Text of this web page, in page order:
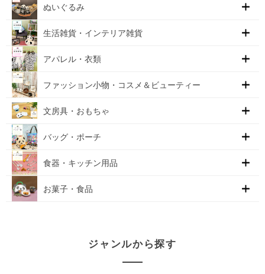
ぬいぐるみ
生活雑貨・インテリア雑貨
アパレル・衣類
ファッション小物・コスメ＆ビューティー
文房具・おもちゃ
バッグ・ポーチ
食器・キッチン用品
お菓子・食品
ジャンルから探す